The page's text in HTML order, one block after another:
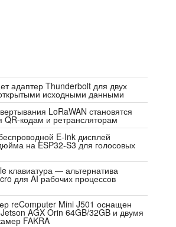
адаптер Thunderbolt для двух
исходными данными
LoRaWAN становятся
QR-кодам и ретрансляторам
E-Ink дисплей
на ESP32-S3 для голосовых
клавиатура — альтернатива
для AI рабочих процессов
reComputer Mini J501 оснащен
AGX Orin 64GB/32GB и двумя
FAKRA